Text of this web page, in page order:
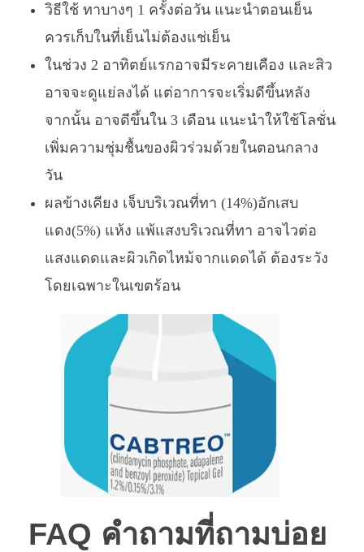
วิธีใช้ ทาบางๆ 1 ครั้งต่อวัน แนะนำตอนเย็น
ควรเก็บในที่เย็นไม่ต้องแช่เย็น
ในช่วง 2 อาทิตย์แรกอาจมีระคายเคือง และสิว
อาจจะดูแย่ลงได้ แต่อาการจะเริ่มดีขึ้นหลัง
จากนั้น อาจดีขึ้นใน 3 เดือน แนะนำให้ใช้โลชั่น
เพิ่มความชุ่มชื้นของผิวร่วมด้วยในตอนกลาง
วัน
ผลข้างเคียง เจ็บบริเวณที่ทา (14%)อักเสบ
แดง(5%) แห้ง แพ้แสงบริเวณที่ทา อาจไวต่อ
แสงแดดและผิวเกิดไหม้จากแดดได้ ต้องระวัง
โดยเฉพาะในเขตร้อน
FAQ คำถามที่ถามบ่อย